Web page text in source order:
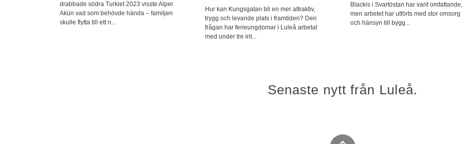
drabbade södra Turkiet 2023 visste Alper
Akün vad som behövde hända – familjen
skulle flytta till ett n...
Hur kan Kungsgatan bli en mer attraktiv,
trygg och levande plats i framtiden? Den
frågan har ferieungdomar i Luleå arbetat
med under tre int...
Blackis i Svartöstan har varit omfattande,
men arbetet har utförts med stor omsorg
och hänsyn till bygg...
Senaste nytt från Luleå.